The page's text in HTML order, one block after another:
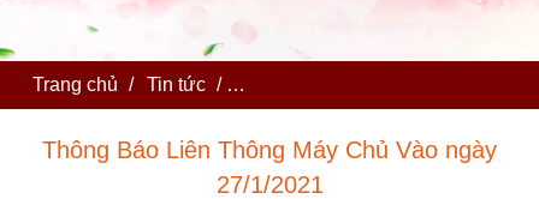
Trang chủ / Tin tức / Thông Báo Liên Thông Máy Chủ
Thông Báo Liên Thông Máy Chủ Vào ngày
27/1/2021